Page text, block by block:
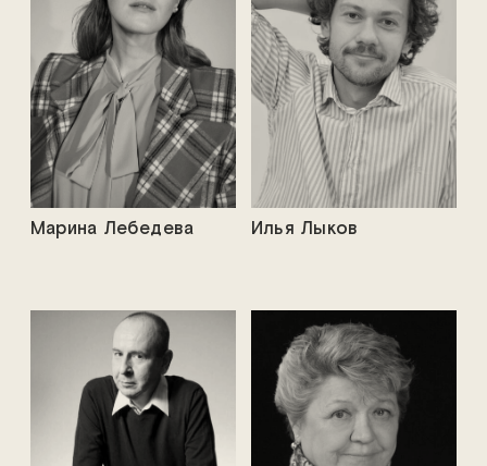
Илья Лыков
Марина Лебедева